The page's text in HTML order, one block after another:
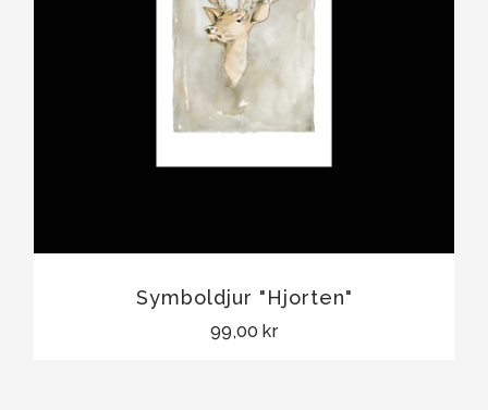
Symboldjur "Hjorten"
99,00 kr